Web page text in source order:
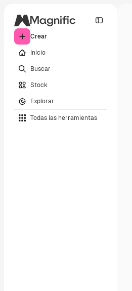
Crear
Inicio
Buscar
Stock
Explorar
Todas las herramientas